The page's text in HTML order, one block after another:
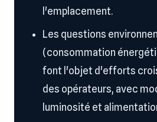
l'emplacement.
Les questions
(consommation
font l'objet d'efforts
des opérateurs, avec
luminosité et